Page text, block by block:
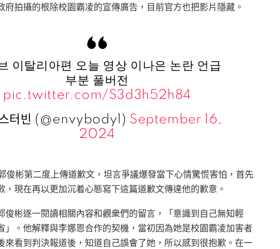
府拍攝的根除校園霸凌的宣傳廣告，目前官方也把影片隱藏。
이탈리아편 오늘 영상 이나은 논란 언급
부분 풀버전
pic.twitter.com/S3d3h52h84
터빈 (@envybody1) September 16,
2024
俊彬第二度上傳道歉文，坦言爭議爆發當下心情驚慌害怕，首先
，現在再以更加沉着心態寫下這篇道歉文傳達他的歉意。
俊彬逐一閱讀相關內容和觀衆們的留言，「意識到自己無知輕
」。他解釋與李娜恩合作的契機，當初因為她是校園霸凌加害者
來看到判決報道後，知道自己誤會了她，所以感到很抱歉。在一